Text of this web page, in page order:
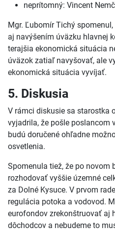
neprítomný: Vincent
Mgr. Ľubomír Tichý
aj navýšením úväzku hlavnej
terajšia ekonomická situácia
úväzok zatiaľ navyšovať, ale
ekonomická situácia vyvíjať.
5. Diskusia
V rámci diskusie sa starostka
vyjadrila, že pošle poslancom
budú doručené ohľadne
osvetlenia.
Spomenula tiež, že po novom
rozhodovať vyššie územné
za Dolné Kysuce. V prvom
regulácia potoka a vodovod.
eurofondov zrekonštruovať aj
dôchodcov a nebudeme to